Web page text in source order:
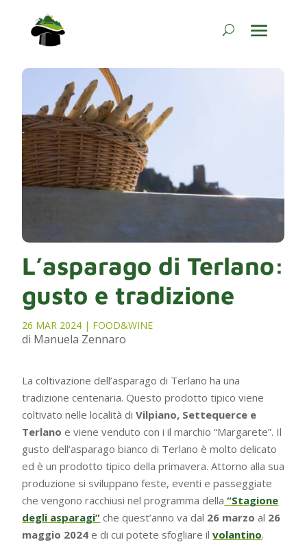
L’asparago di Terlano:
gusto e tradizione
26 MAR 2024 | FOOD&WINE
di Manuela Zennaro
La coltivazione dell’asparago di Terlano ha una
tradizione centenaria. Questo prodotto tipico viene
coltivato nelle località diVilpiano, Settequerce e
Terlano e viene venduto con i il marchio “Margarete”. Il
gusto dell’asparago bianco di Terlano è molto delicato
ed è un prodotto tipico della primavera. Attorno alla sua
produzione si sviluppano feste, eventi e passeggiate
che vengono racchiusi nel programma della “Stagione
degli asparagi” che quest’anno va dal 26 marzo al 26
maggio 2024e di cui potete sfogliare ilvolantino.